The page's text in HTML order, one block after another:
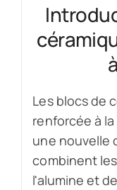
Les blocs de
renforcée à
une nouvelle
combinent
l'alumine et